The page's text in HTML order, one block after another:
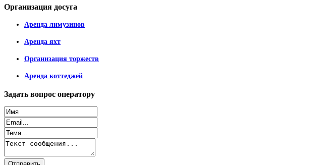
Организация досуга
Аренда лимузинов
Аренда яхт
Организация торжеств
Аренда коттеджей
Задать вопрос оператору